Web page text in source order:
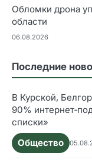
Обломки дрона
области
06.08.2026
Последние
В Курской,
90%
списки»
Общество